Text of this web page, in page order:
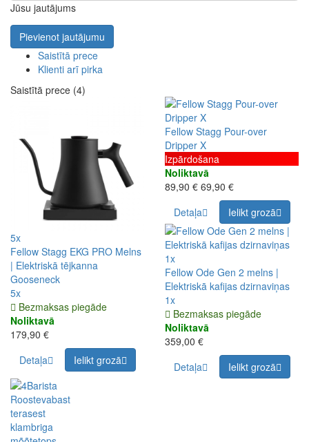
Jūsu jautājums
Pievienot jautājumu
Saistītā prece
Klienti arī pirka
Saistītā prece (4)
5x
Fellow Stagg EKG PRO Melns
| Elektriskā tējkanna
Gooseneck
5x
Bezmaksas piegāde
Noliktavā
179,90 €
Detaļa
Ielikt grozā
Fellow Stagg Pour-over
Dripper X
Izpārdošana
Noliktavā
89,90 € 69,90 €
Detaļa
Ielikt grozā
1x
Fellow Ode Gen 2 melns |
Elektriskā kafijas dzirnaviņas
1x
Bezmaksas piegāde
Noliktavā
359,00 €
Detaļa
Ielikt grozā